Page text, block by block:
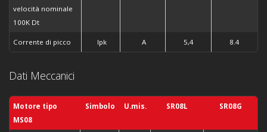
velocità nominale
100K Dt
Corrente di picco Ipk A 5,4 8.4
Dati Meccanici
Motore tipo
MS08
Simbolo U.mis. SR08L SR08G